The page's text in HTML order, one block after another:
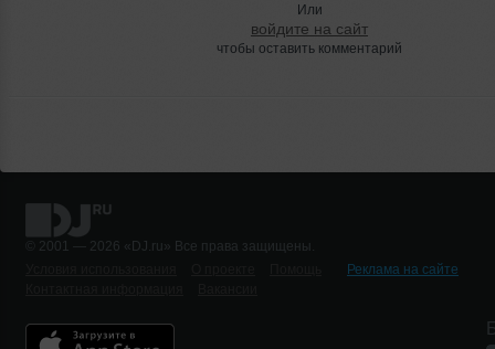
Или
войдите на сайт
чтобы оставить комментарий
© 2001 — 2026 «DJ.ru» Все права защищены.
Реклама на сайте